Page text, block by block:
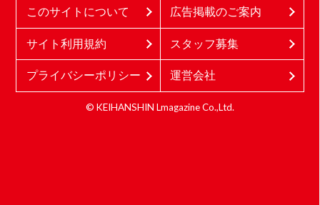
このサイトについて 広告掲載のご案内
サイト利用規約 スタッフ募集
プライバシーポリシー 運営会社
© KEIHANSHIN Lmagazine Co.,Ltd.